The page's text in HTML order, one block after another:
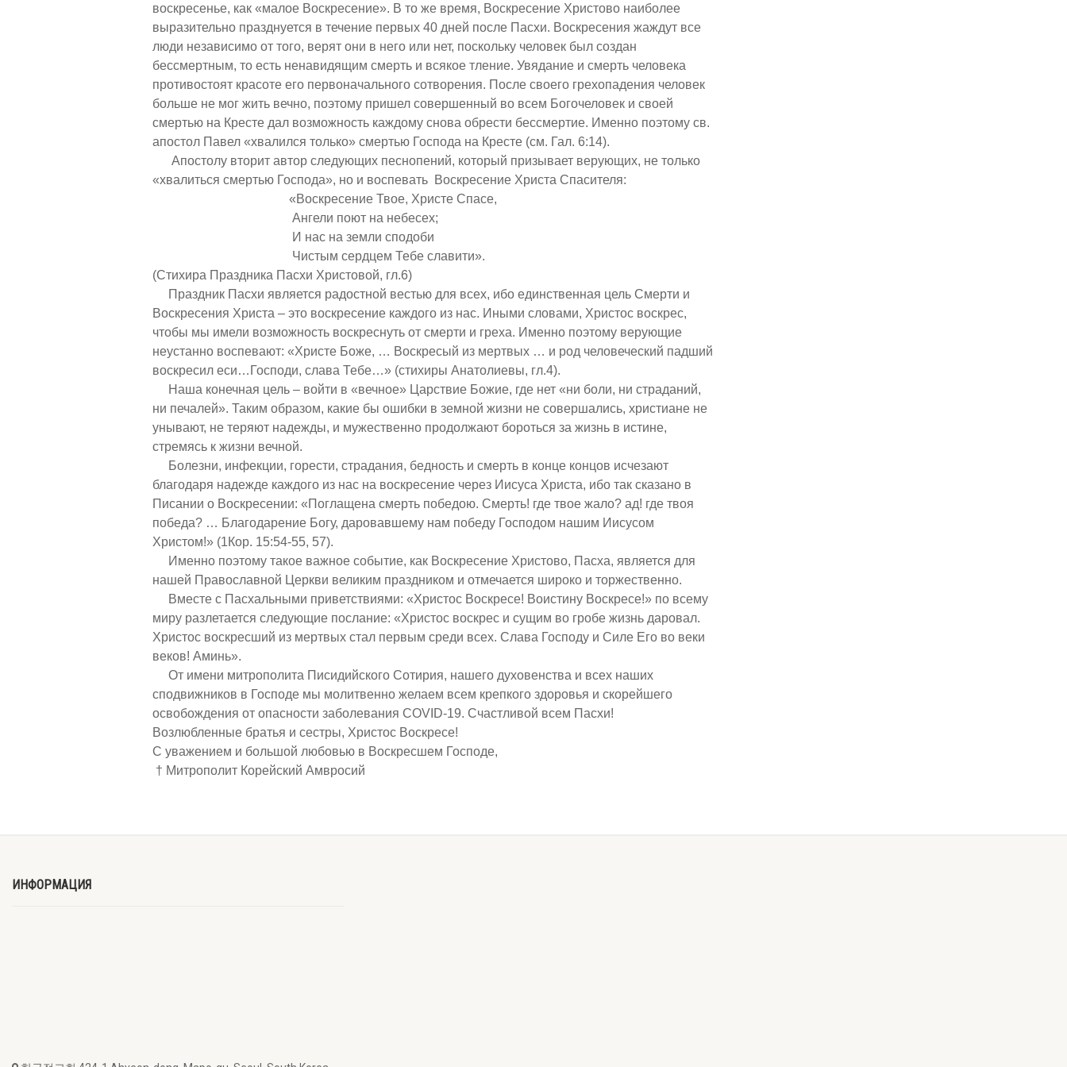
воскресенье, как «малое Воскресение». В то же время, Воскресение Христово наиболее
выразительно празднуется в течение первых 40 дней после Пасхи. Воскресения жаждут все
люди независимо от того, верят они в него или нет, поскольку человек был создан
бессмертным, то есть ненавидящим смерть и всякое тление. Увядание и смерть человека
противостоят красоте его первоначального сотворения. После своего грехопадения человек
больше не мог жить вечно, поэтому пришел совершенный во всем Богочеловек и своей
смертью на Кресте дал возможность каждому снова обрести бессмертие. Именно поэтому св.
апостол Павел «хвалился только» смертью Господа на Кресте (см. Гал. 6:14).
Апостолу вторит автор следующих песнопений, который призывает верующих, не только
«хвалиться смертью Господа», но и воспевать Воскресение Христа Спасителя:
«Воскресение Твое, Христе Спасе,
Ангели поют на небесех;
И нас на земли сподоби
Чистым сердцем Тебе славити».
(Стихира Праздника Пасхи Христовой, гл.6)
Праздник Пасхи является радостной вестью для всех, ибо единственная цель Смерти и
Воскресения Христа – это воскресение каждого из нас. Иными словами, Христос воскрес,
чтобы мы имели возможность воскреснуть от смерти и греха. Именно поэтому верующие
неустанно воспевают: «Христе Боже, … Воскресый из мертвых … и род человеческий падший
воскресил еси…Господи, слава Тебе…» (стихиры Анатолиевы, гл.4).
Наша конечная цель – войти в «вечное» Царствие Божие, где нет «ни боли, ни страданий,
ни печалей». Таким образом, какие бы ошибки в земной жизни не совершались, христиане не
унывают, не теряют надежды, и мужественно продолжают бороться за жизнь в истине,
стремясь к жизни вечной.
Болезни, инфекции, горести, страдания, бедность и смерть в конце концов исчезают
благодаря надежде каждого из нас на воскресение через Иисуса Христа, ибо так сказано в
Писании о Воскресении: «Поглащена смерть победою. Смерть! где твое жало? ад! где твоя
победа? … Благодарение Богу, даровавшему нам победу Господом нашим Иисусом
Христом!» (1Кор. 15:54-55, 57).
Именно поэтому такое важное событие, как Воскресение Христово, Пасха, является для
нашей Православной Церкви великим праздником и отмечается широко и торжественно.
Вместе с Пасхальными приветствиями: «Христос Воскресе! Воистину Воскресе!» по всему
миру разлетается следующие послание: «Христос воскрес и сущим во гробе жизнь даровал.
Христос воскресший из мертвых стал первым среди всех. Слава Господу и Силе Его во веки
веков! Аминь».
От имени митрополита Писидийского Сотирия, нашего духовенства и всех наших
сподвижников в Господе мы молитвенно желаем всем крепкого здоровья и скорейшего
освобождения от опасности заболевания COVID-19. Счастливой всем Пасхи!
Возлюбленные братья и сестры, Христос Воскресе!
С уважением и большой любовью в Воскресшем Господе,
† Митрополит Корейский Амвросий
ИНФОРМАЦИЯ